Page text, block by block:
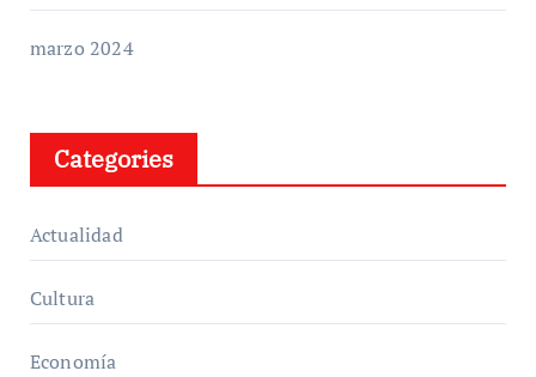
marzo 2024
Categories
Actualidad
Cultura
Economía